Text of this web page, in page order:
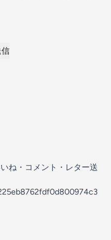
信
ね・コメント・レター送